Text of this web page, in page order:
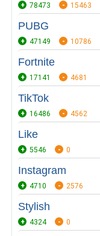
78473 15463
PUBG
47149 10786
Fortnite
17141 4681
TikTok
16486 4562
Like
5546 0
Instagram
4710 2576
Stylish
4324 0